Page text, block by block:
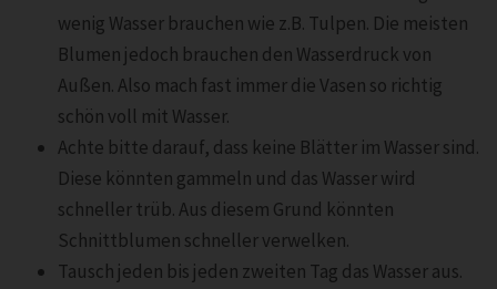
wenig Wasser brauchen wie z.B. Tulpen. Die meisten
Blumen jedoch brauchen den Wasserdruck von
Außen. Also mach fast immer die Vasen so richtig
schön voll mit Wasser.
Achte bitte darauf, dass keine Blätter im Wasser sind.
Diese könnten gammeln und das Wasser wird
schneller trüb. Aus diesem Grund könnten
Schnittblumen schneller verwelken.
Tausch jeden bis jeden zweiten Tag das Wasser aus.